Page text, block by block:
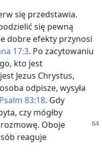
się przedstawia.
się pewną
dobre efekty przynosi
17:3. Po zacytowaniu
kto jest
Jezus Chrystus,
odpisze, wysyła
Psalm 83:18. Gdy
czy mógłby
Oboje
reaguje